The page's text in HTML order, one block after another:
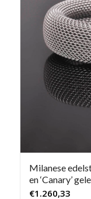
Milanese
en ‘Canary’
€1.260,33